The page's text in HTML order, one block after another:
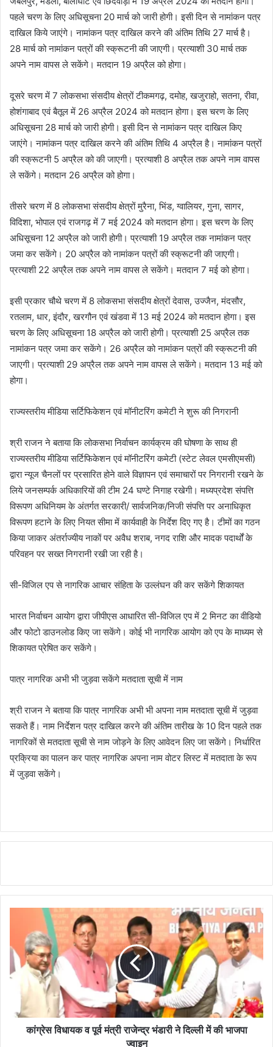
पहले चरण के लिए अधिसूचना 20 मार्च को जारी होगी। इसी दिन से नामांकन पत्र
दाखिल किये जाएंगे। नामांकन पत्र दाखिल करने की अंतिम तिथि 27 मार्च है।
28 मार्च को नामांकन पत्रों की स्क्रूटनी की जाएगी। प्रत्याशी 30 मार्च तक
अपने नाम वापस ले सकेंगे। मतदान 19 अप्रैल को होगा।
दूसरे चरण में 7 लोकसभा संसदीय क्षेत्रों टीकमगढ़, दमोह, खजुराहो, सतना, रीवा,
होशंगाबाद एवं बैतूल में 26 अप्रैल 2024 को मतदान होगा। इस चरण के लिए
अधिसूचना 28 मार्च को जारी होगी। इसी दिन से नामांकन पत्र दाखिल किए
जाएंगे। नामांकन पत्र दाखिल करने की अंतिम तिथि 4 अप्रैल है। नामांकन पत्रों
की स्क्रूटनी 5 अप्रैल को की जाएगी। प्रत्याशी 8 अप्रैल तक अपने नाम वापस
ले सकेंगे। मतदान 26 अप्रैल को होगा।
तीसरे चरण में 8 लोकसभा संसदीय क्षेत्रों मुरैना, भिंड, ग्वालियर, गुना, सागर,
विदिशा, भोपाल एवं राजगढ़ में 7 मई 2024 को मतदान होगा। इस चरण के लिए
अधिसूचना 12 अप्रैल को जारी होगी। प्रत्याशी 19 अप्रैल तक नामांकन पत्र
जमा कर सकेंगे। 20 अप्रैल को नामांकन पत्रों की स्क्रूटनी की जाएगी।
प्रत्याशी 22 अप्रैल तक अपने नाम वापस ले सकेंगे। मतदान 7 मई को होगा।
इसी प्रकार चौ​थे चरण में 8 लोकसभा संसदीय क्षेत्रों देवास, उज्जैन, मंदसौर,
रतलाम, धार, इंदौर, खरगौन एवं खंडवा में 13 मई 2024 को मतदान होगा। इस
चरण के लिए अधिसूचना 18 अप्रैल को जारी होगी। प्रत्याशी 25 अप्रैल तक
नामांकन पत्र जमा कर सकेंगे। 26 अप्रैल को नामांकन पत्रों की स्क्रूटनी की
जाएगी। प्रत्याशी 29 अप्रैल तक अपने नाम वापस ले सकेंगे। मतदान 13 मई को
होगा।
राज्यस्तरीय मीडिया सर्टिफिकेशन एवं मॉनीटरिंग कमेटी ने शुरू की निगरानी
श्री राजन ने बताया कि लोकसभा निर्वाचन कार्यक्रम की घोषणा के साथ ही
राज्यस्तरीय मीडिया सर्टिफिकेशन एवं मॉनीटरिंग कमेटी (स्टेट लेवल एमसीएमसी)
द्वारा न्यूज चैनलों पर प्रसारित होने वाले विज्ञापन एवं समाचारों पर निगरानी रखने के
लिये जनसम्पर्क अधिकारियों की टीम 24 घण्टे निगाह रखेगी। मध्यप्रदेश संपत्ति
विरूपण अधिनियम के अंतर्गत सरकारी/ सार्वजनिक/निजी संपत्ति पर अनाधिकृत
विरूपण हटाने के लिए नियत सीमा में कार्यवाही के निर्देश दिए गए है। टीमों का गठन
किया जाकर अंतर्राज्यीय नाकों पर अवैध शराब, नगद राशि और मादक पदार्थों के
परिवहन पर सख्त निगरानी रखी जा रही है।
सी-विजिल एप से नागरिक आचार संहिता के उल्लंघन की कर सकेंगे शिकायत
भारत निर्वाचन आयोग द्वारा जीपीएस आधारित सी-विजिल एप में 2 मिनट का वीडियो
और फोटो डाउनलोड किए जा सकेंगे। कोई भी नागरिक आयोग को एप के माध्यम से
शिकायत प्रेषित कर सकेंगे।
पात्र नागरिक अभी भी जुड़वा सकेंगे मतदाता सूची में नाम
श्री राजन ने बताया कि पात्र नागरिक अभी भी अपना नाम मतदाता सूची में जुड़वा
सकते हैं। नाम निर्देशन पत्र दाखिल करने की अंतिम तारीख के 10 दिन पहले तक
नागरिकों से मतदाता सूची से नाम जोड़ने के लिए आवेदन लिए जा सकेंगे। निर्धारित
प्रक्रिया का पालन कर पात्र नागरिक अपना नाम वोटर लिस्ट में मतदाता के रूप
में जुड़वा सकेंगे।
कांग्रेस विधायक व पूर्व मंत्री राजेन्द्र भंडारी ने दिल्ली में की भाजपा
ज्वाइन